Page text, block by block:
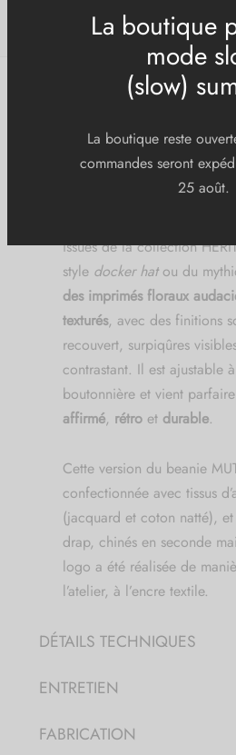
La boutique
mode
(slow)
commandes seront
25 août.
Pensé comme un
déchets textiles, lebeanie
issues de la collection
style docker hatou du
des imprimés floraux
texturés, avec des finitions
recouvert, surpiqûres
contrastant. Il est ajustable
boutonnière et vient
affirmé, rétro et durable.
Cette version du beanie
confectionnée avec tissus
(jacquard et coton natté),
drap, chinés en seconde
logo a été réalisée de
l’atelier, à l’encre textile.
DÉTAILS TECHNIQUES
ENTRETIEN
FABRICATION